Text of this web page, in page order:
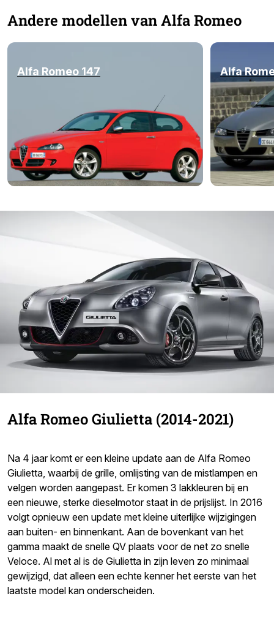
Andere modellen van Alfa Romeo
Alfa Romeo 147 Alfa
Alfa Romeo Giulietta (2014-2021)
Na 4 jaar komt er een kleine update aan de Alfa Romeo
Giulietta, waarbij de grille, omlijsting van de mistlampen en
velgen worden aangepast. Er komen 3 lakkleuren bij en
een nieuwe, sterke dieselmotor staat in de prijslijst. In 2016
volgt opnieuw een update met kleine uiterlijke wijzigingen
aan buiten- en binnenkant. Aan de bovenkant van het
gamma maakt de snelle QV plaats voor de net zo snelle
Veloce. Al met al is de Giulietta in zijn leven zo minimaal
gewijzigd, dat alleen een echte kenner het eerste van het
laatste model kan onderscheiden.